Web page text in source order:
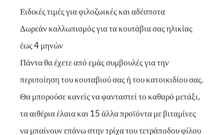
Ειδικές τιμές για φιλοζωικές και αδέσποτα
Δωρεάν καλλωπισμός για τα κουτάβια σας ηλικίας
έως 4 μηνών
Πάντα θα έχετε από εμάς συμβουλές για την
περιποίηση του κουταβιού σας ή του κατοικιδίου σας.
Θα μπορούσε κανείς να φανταστεί το καθαρό μετάξι,
τα αιθέρια έλαια και 15 άλλα προϊόντα με βιταμίνες
να μπαίνουν επάνω στην τρίχα του τετράποδου φίλου